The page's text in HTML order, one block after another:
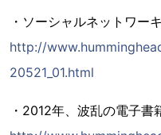
・ソーシャルネットワー
http://
20521_01.html
・2012年、波乱の電子